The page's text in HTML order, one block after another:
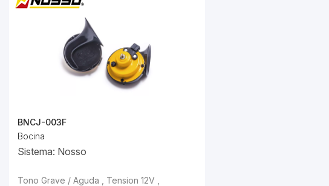
BNCJ-003F
Bocina
Sistema: Nosso
Tono Grave / Aguda , Tension 12V ,